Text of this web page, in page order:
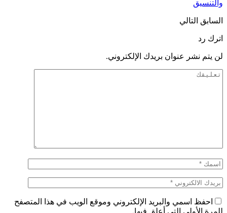
والتنسيق
السابق التالي
اترك رد
لن يتم نشر عنوان بريدك الإلكتروني.
احفظ اسمي والبريد الإلكتروني وموقع الويب في هذا المتصفح